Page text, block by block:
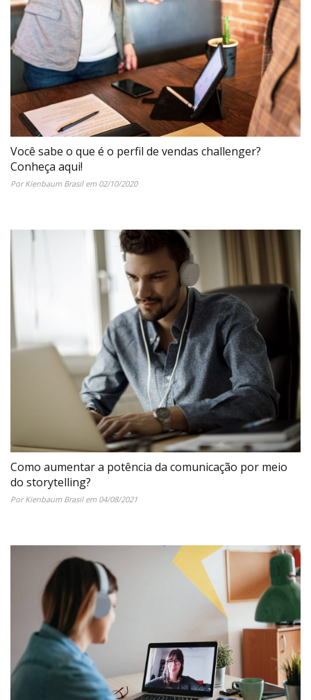
Você sabe o que é o perfil de vendas challenger?
Conheça aqui!
Por Kienbaum Brasil em 02/10/2020
Como aumentar a potência da comunicação por meio
do storytelling?
Por Kienbaum Brasil em 04/08/2021